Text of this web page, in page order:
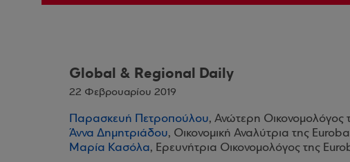
Global & Regional Daily
22 Φεβρουαρίου 2019
Παρασκευή Πετροπούλου, Ανώτερη Οικονομολόγος
Άννα Δημητριάδου, Οικονομική Αναλύτρια της
Μαρία Κασόλα, Ερευνήτρια Οικονομολόγος της